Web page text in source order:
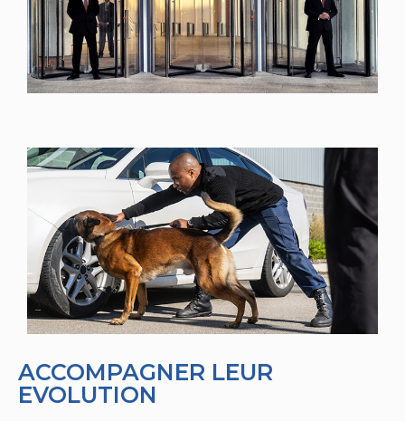
ACCOMPAGNER LEUR
EVOLUTION